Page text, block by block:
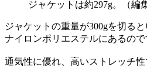
ジャケットは約297g。（編
ジャケットの重量が300gを切る
ナイロンポリエステルにあるので
通気性に優れ、高いストレッチ